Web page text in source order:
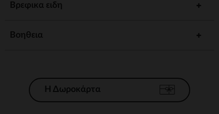
Βρεφικα ειδη
Βοηθεια
Η Δωροκάρτα